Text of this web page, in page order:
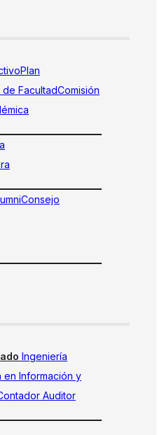
Plan
FacultadComisión
Consejo
Ingeniería
en Información y
Auditor